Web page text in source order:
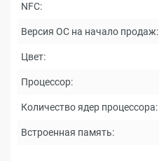
NFC:
Версия ОС на начало продаж:
Цвет:
Процессор:
Количество ядер процессора:
Встроенная память: